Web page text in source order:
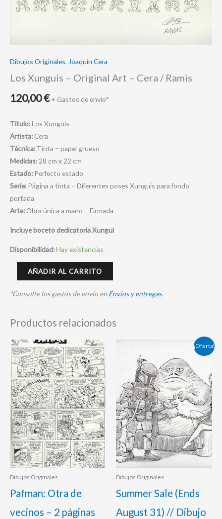
Dibujos Originales, Joaquín Cera
Los Xunguis – Original Art – Cera / Ramis
120,00€ + Gastos de envio*
Título:Los Xunguis
Artista: Cera
Técnica: Tinta – papel grueso
Medidas:28 cm x 22 cm
Estado: Perfecto estado
Serie: Página a tinta – Diferentes poses Xunguis para fondo
portada
Arte: Obra única a mano – Firmada
Incluye boceto dedicatoria Xungui
Disponibilidad:Hay existencias
cantidad
AÑADIR AL CARRITO
*Consulte los gastos de envio en Envios y entregas.
Productos relacionados
Dibujos Originales
Pafman: Otra de
vecinos – 2 páginas
¡Oferta!
Dibujos Originales
Summer Sale (Ends
August 31) // Dibujo
original
era:
175,00 €.
precio
actual
es:
165,00 €.